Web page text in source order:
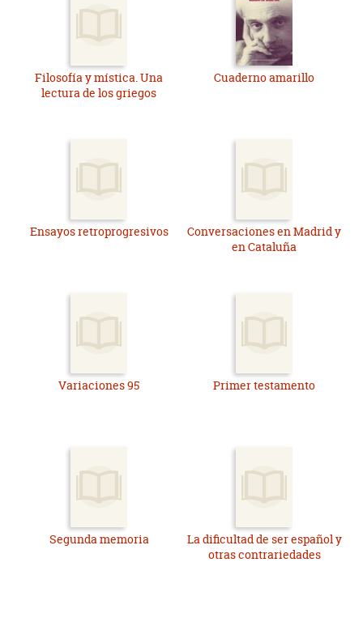
Filosofía y mística. Una
lectura de los griegos
Cuaderno amarillo
Ensayos retroprogresivos
Conversaciones en Madrid y
en Cataluña
Variaciones 95 Primer testamento
Segunda memoria
La dificultad de ser español y
otras contrariedades